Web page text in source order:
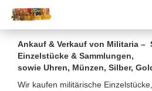
Ankauf & Verkauf von Militaria –
Einzelstücke & Sammlungen,
sowie Uhren, Münzen, Silber,
Wir kaufen militärische